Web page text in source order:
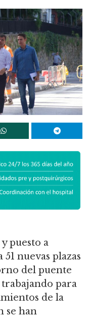
puesto a
nuevas plazas
del puente
para
de la
se han